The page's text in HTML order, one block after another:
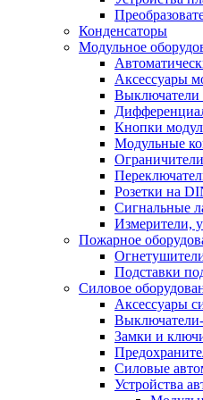
Конденсаторы
Модульное
Аксессуары
Выключатели
Кнопки
Модульные
Розетки на
Сигнальные
Измерители,
Пожарное
Подставки
Силовое
Аксессуары
Замки и
Силовые
Устройства